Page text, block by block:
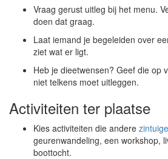
Vraag gerust uitleg bij het menu.
doen dat graag.
Laat iemand je begeleiden over
ziet wat er ligt.
Heb je dieetwensen? Geef die op
niet telkens moet uitleggen.
Activiteiten ter plaatse
Kies activiteiten die andere
geurenwandeling, een workshop,
boottocht.